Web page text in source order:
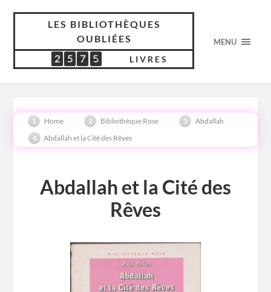
LES BIBLIOTHÈQUES
OUBLIÉES
2
5
2 5
6
5 7
3
7 5
4
5 LIVRES
MENU
Home Bibliothèque Rose
Abdallah
Abdallah et la Cité des Rêves
Abdallah et la Cité des
Rêves